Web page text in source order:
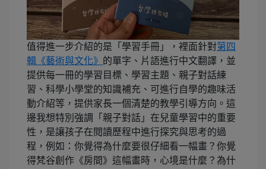
值得進一步介紹的是「學習手冊」，裡面針對第四
輯《藝術與文化》 的單字、片語進行中文翻譯，並
提供每一冊的學習目標、學習主題、親子對話練
習、科學小學堂的知識補充、可進行自學的趣味活
動介紹等，提供家長一個清楚的教學引導方向。這
邊我想特別強調「親子對話」在兒童學習中的重要
性，是讓孩子在閱讀歷程中進行探究與思考的過
程，例如：你覺得為什麼要很仔細看一幅畫？你覺
得梵谷創作《房間》這幅畫時，心境是什麼？為什